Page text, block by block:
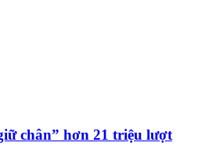
chân” hơn 21 triệu lượt